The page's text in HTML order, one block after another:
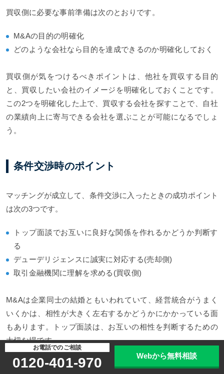
買収側に必要な事前準備は次のとおりです。
M&Aの目的の明確化
どのような会社なら目的を達成できるのか明確化しておく
買収側が気をつけるべきポイントは、他社を買収する目的
と、買収したい会社のイメージを明確化しておくことです。
この2つを明確化した上で、買収する会社を探すことで、自社
の業績向上に寄与できる会社を選ぶことが可能になるでしょ
う。
条件交渉時のポイント
マッチングが成立して、条件交渉に入ったときの成功ポイント
は次の3つです。
トップ面談でお互いに良好な関係を作れるかどうか判断す
る
デューデリジェンスに誠実に対応する(売却側)
取引金融機関に理解を求める(買収側)
M&Aは企業同士の結婚ともいわれていて、経営統合がうまく
いくかは、相性が大きく左右するかどうかにかかっている面
もあります。トップ面談は、お互いの相性を判断するための
大切な場です。
この場で、経営者同士が良好な関係を構築できるかどうか、
お電話でのご相談
0120-401-970 Webから無料相談